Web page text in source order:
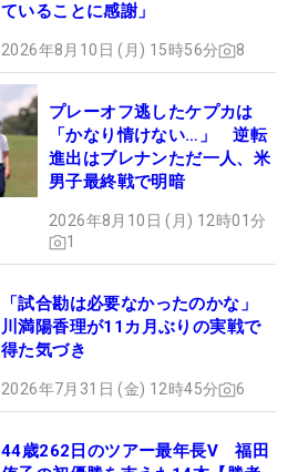
ていることに感謝」
2026年8月10日 (月) 15時56分 8
プレーオフ逃したケプカは
「かなり情けない…」 逆転
進出はブレナンただ一人、米
男子最終戦で明暗
2026年8月10日 (月) 12時01分
1
「試合勘は必要なかったのかな」
川満陽香理が11カ月ぶりの実戦で
得た気づき
2026年7月31日 (金) 12時45分 6
44歳262日のツアー最年長V 福田